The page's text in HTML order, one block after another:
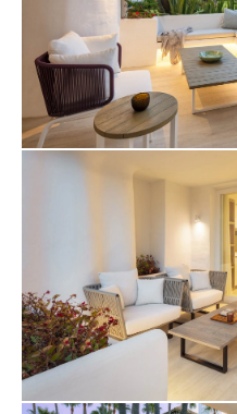
Обширная терраса
которой есть
обедов на свежем
к завораживающим
бассейну,
предоставляя
Благодаря своей
естественным
Granados 11
непревзойденной
доступ к Золотой